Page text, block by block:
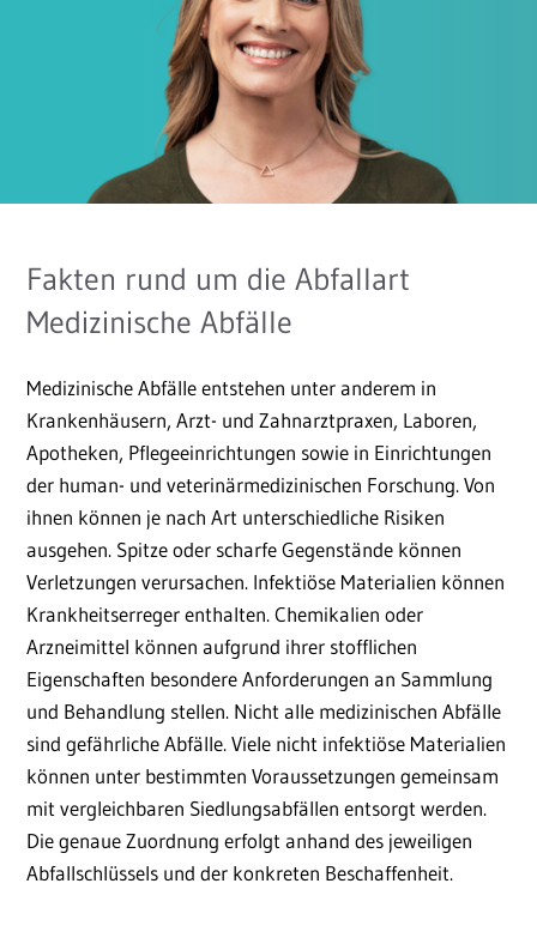
Fakten rund um die Abfallart
Medizinische Abfälle
Medizinische Abfälle entstehen unter anderem in
Krankenhäusern, Arzt- und Zahnarztpraxen, Laboren,
Apotheken, Pflegeeinrichtungen sowie in Einrichtungen
der human- und veterinärmedizinischen Forschung. Von
ihnen können je nach Art unterschiedliche Risiken
ausgehen. Spitze oder scharfe Gegenstände können
Verletzungen verursachen. Infektiöse Materialien können
Krankheitserreger enthalten. Chemikalien oder
Arzneimittel können aufgrund ihrer stofflichen
Eigenschaften besondere Anforderungen an Sammlung
und Behandlung stellen. Nicht alle medizinischen Abfälle
sind gefährliche Abfälle. Viele nicht infektiöse Materialien
können unter bestimmten Voraussetzungen gemeinsam
mit vergleichbaren Siedlungsabfällen entsorgt werden.
Die genaue Zuordnung erfolgt anhand des jeweiligen
Abfallschlüssels und der konkreten Beschaffenheit.